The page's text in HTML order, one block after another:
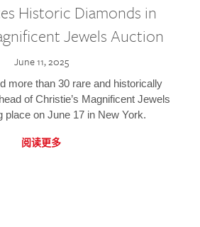
Historic Diamonds in
Jewels Auction
June 11, 2025
more than 30 rare and historically
of Christie’s Magnificent Jewels
place on June 17 in New York.
阅读更多